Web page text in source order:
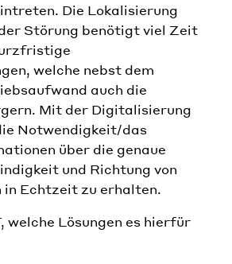
Die Lokalisierung
Störung benötigt viel Zeit
welche nebst dem
auch die
Mit der Digitalisierung
Notwendigkeit/das
über die genaue
und Richtung von
in Echtzeit zu erhalten.
welche Lösungen es hierfür